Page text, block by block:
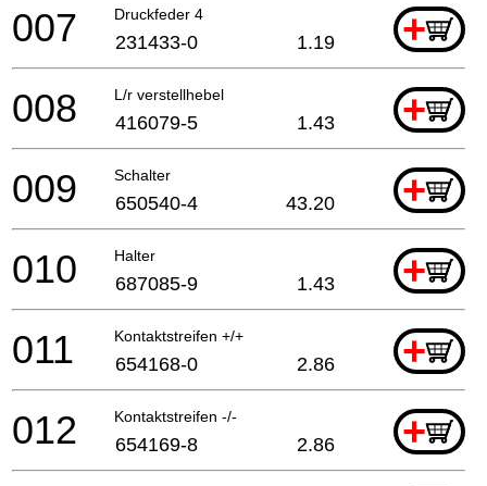
Druckfeder 4 +
007 231433-0 1.19
L/r verstellhebel +
008 416079-5 1.43
Schalter +
009 650540-4 43.20
Halter +
010 687085-9 1.43
Kontaktstreifen +/+ +
011 654168-0 2.86
Kontaktstreifen -/- +
012 654169-8 2.86